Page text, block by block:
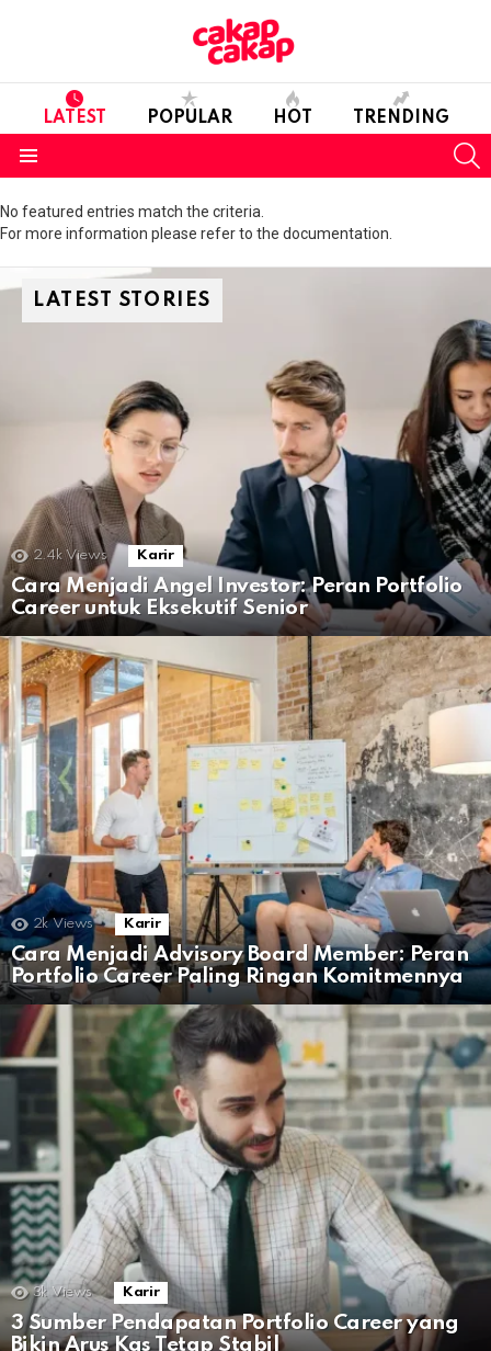
LATEST POPULAR HOT TRENDING
No featured entries match the criteria.
For more information please refer to the documentation.
LATEST STORIES
2.4k Views Karir
Cara Menjadi Angel Investor: Peran Portfolio
Career untuk Eksekutif Senior
2k Views Karir
Cara Menjadi Advisory Board Member: Peran
Portfolio Career Paling Ringan Komitmennya
3k Views Karir
3 Sumber Pendapatan Portfolio Career yang
Bikin Arus Kas Tetap Stabil